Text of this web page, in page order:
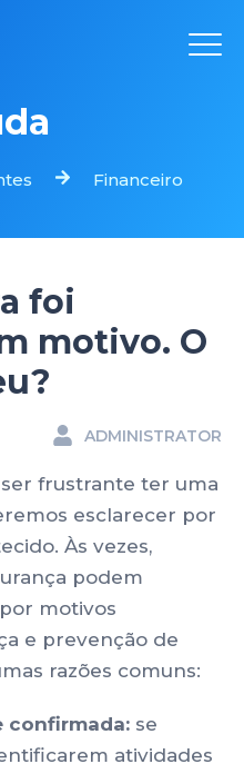
Financeiro
foi
motivo. O
ADMINISTRATOR
frustrante ter uma
esclarecer por
Às vezes,
podem
motivos
e prevenção de
razões comuns:
confirmada: se
atividades